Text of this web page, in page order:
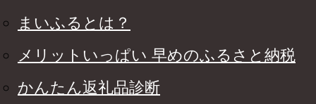
まいふるとは？
メリットいっぱい 早めのふるさと納税
かんたん返礼品診断